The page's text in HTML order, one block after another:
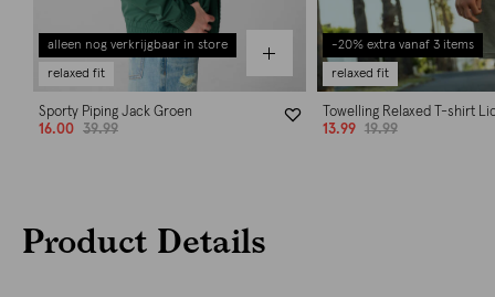
alleen nog verkrijgbaar in store
relaxed fit
Sporty Piping Jack Groen
16.00
39.99
-20% extra vanaf 3 items
relaxed fit
Towelling Relaxed T-shirt
13.99
19.99
Product Details